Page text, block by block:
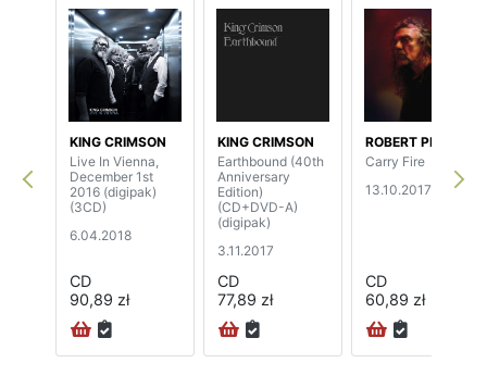
KING CRIMSON
Live In Vienna,
December 1st
2016 (digipak)
(3CD)
6.04.2018
CD
90,89 zł
KING CRIMSON
Earthbound (40th
Anniversary
Edition)
(CD+DVD-A)
(digipak)
3.11.2017
CD
77,89 zł
ROBERT PLANT
Carry Fire
13.10.2017
CD
60,89 zł